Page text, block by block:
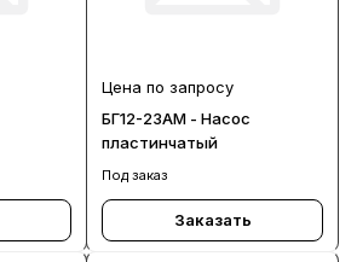
Цена по запросу
БГ12-23АМ - Насос
пластинчатый
Под заказ
Заказать